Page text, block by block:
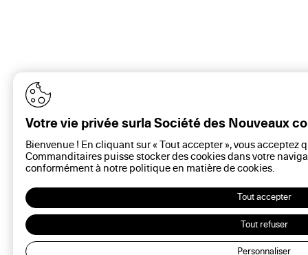
Votre vie privée surla Société des Nouveaux
Bienvenue ! En cliquant sur « Tout accepter », vous acceptez
Commanditaires puisse stocker des cookies dans votre
conformément à notre politique en matière decookies.
Tout accepter
Tout refuser
Personnaliser